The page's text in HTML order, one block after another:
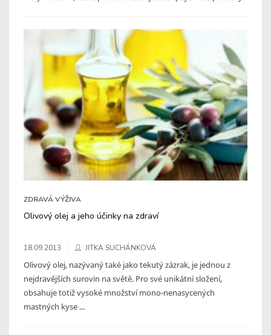
ZDRAVÁ VÝŽIVA
Olivový olej a jeho účinky na zdraví
18.09.2013 JITKA SUCHÁNKOVÁ
Olivový olej, nazývaný také jako tekutý zázrak, je jednou z
nejdravějších surovin na světě. Pro své unikátní složení,
obsahuje totiž vysoké množství mono-nenasycených
mastných kyse ...